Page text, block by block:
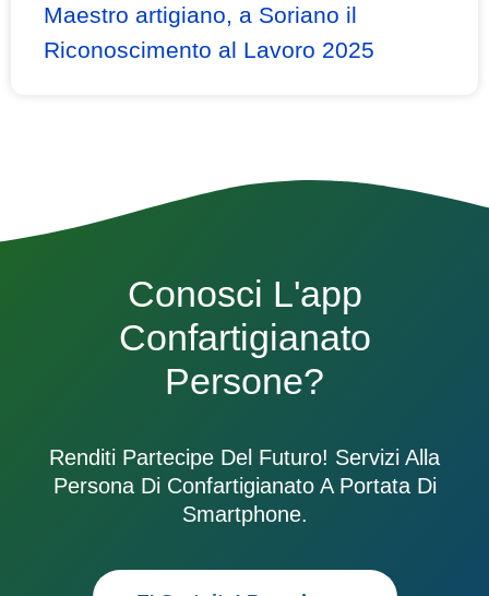
Maestro artigiano, a Soriano il
Riconoscimento al Lavoro 2025
Conosci L'app
Confartigianato
Persone?
Renditi Partecipe Del Futuro! Servizi Alla
Persona Di Confartigianato A Portata Di
Smartphone.